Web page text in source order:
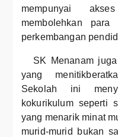
mempunyai
membolehkan
perkembangan
SK Menanam
yang
Sekolah ini
kokurikulum seperti
yang menarik minat
murid-murid bukan